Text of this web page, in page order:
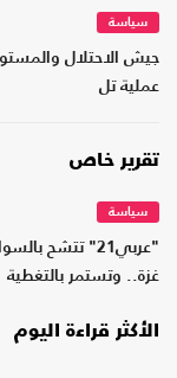
سياسة
جيش الاحتلال
عملية تل
تقرير خاص
سياسة
"عربي21" تتشح
غزة.. وتستمر بالتغطية
الأكثر قراءة اليوم